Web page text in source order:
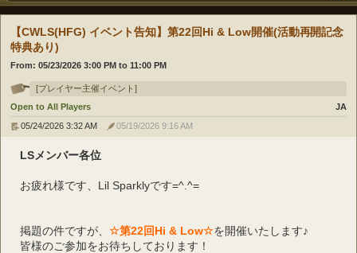
【CWLS(HFG) イベント告知】第22回Hi & Low開催(活動再開記念
特典あり)
From: 05/23/2026 3:00 PMto 11:00 PM
[プレイヤー主催イベント]
Open to All Players
JA
05/24/2026 3:32 AM
05/19/2026 9:16 AM
LSメンバー各位
お疲れ様です、Lil Sparklyです=^.^=
掲題の件ですが、 ☆第22回Hi & Low☆を開催いたします♪
皆様のご参加をお待ちしております！